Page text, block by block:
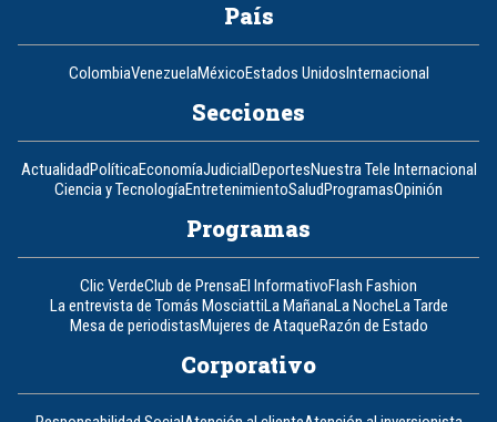
País
ColombiaVenezuelaMéxicoEstados UnidosInternacional
Secciones
ActualidadPolíticaEconomíaJudicialDeportesNuestra Tele Internacional
Ciencia y TecnologíaEntretenimientoSaludProgramasOpinión
Programas
Clic VerdeClub de PrensaEl InformativoFlash Fashion
La entrevista de Tomás MosciattiLa MañanaLa NocheLa Tarde
Mesa de periodistasMujeres de AtaqueRazón de Estado
Corporativo